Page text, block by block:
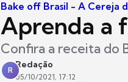
Bake off Brasil - A Cereja
Aprenda a
Confira a receita do
R
Redação
05/10/2021, 17:12